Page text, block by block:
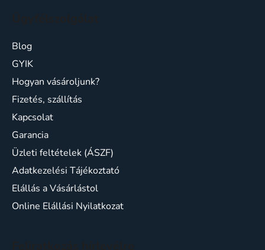
Blog
GYIK
Hogyan vásároljunk?
Fizetés, szállítás
Kapcsolat
Garancia
Üzleti feltételek (ÁSZF)
Adatkezelési Tájékoztató
Elállás a Vásárlástol
Online Elállási Nyilatkozat